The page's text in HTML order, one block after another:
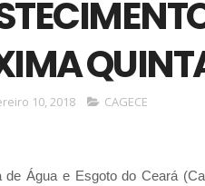
10, 2018 CAGECE
de Água e Esgoto do Ceará